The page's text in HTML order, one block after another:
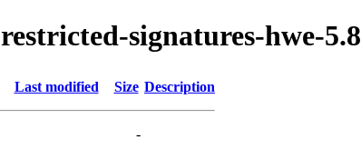
signatures-hwe-5.8
Last modified Size Description
-